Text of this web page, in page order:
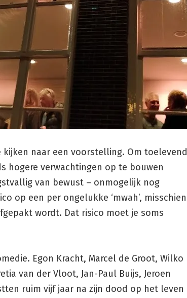
naar een voorstelling. Om toelevend
hogere verwachtingen op te bouwen
van bewust – onmogelijk nog
op een per ongelukke ‘mwah’, misschien
wordt. Dat risico moet je soms
Egon Kracht, Marcel de Groot, Wilko
van der Vloot, Jan-Paul Buijs, Jeroen
ruim vijf jaar na zijn dood op het leven